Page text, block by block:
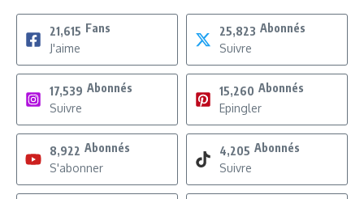
21,615 Fans
J'aime
25,823 Abonnés
Suivre
17,539 Abonnés
Suivre
15,260 Abonnés
Epingler
8,922 Abonnés
S'abonner
4,205 Abonnés
Suivre